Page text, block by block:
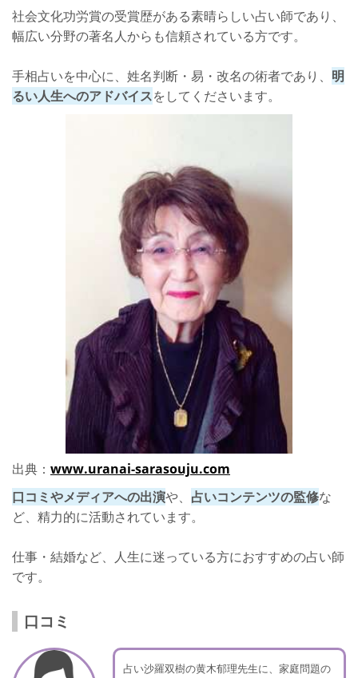
社会文化功労賞の受賞歴がある素晴らしい占い師であり、
幅広い分野の著名人からも信頼されている方です。
手相占いを中心に、姓名判断・易・改名の術者であり、 明
るい人生へのアドバイスをしてくださいます。
出典： www.uranai-sarasouju.com
口コミやメディアへの出演や、 占いコンテンツの監修な
ど、精力的に活動されています。
仕事・結婚など、人生に迷っている方におすすめの占い師
です。
口コミ
占い沙羅双樹の黄木郁理先生に、家庭問題の